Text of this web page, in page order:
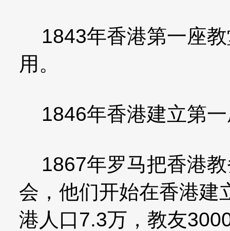
1843年香港第一座教
用。
1846年香港建立第一
1867年罗马把香港教
会，他们开始在香港建
港人口7.3万，教友